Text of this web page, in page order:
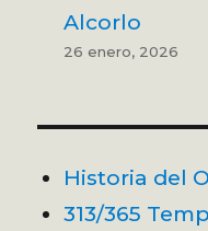
Alcorlo
26 enero, 2026
Historia del
313/365